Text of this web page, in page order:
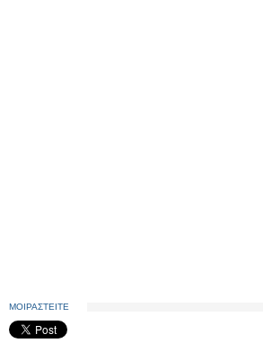
ΜΟΙΡΑΣΤΕΙΤΕ